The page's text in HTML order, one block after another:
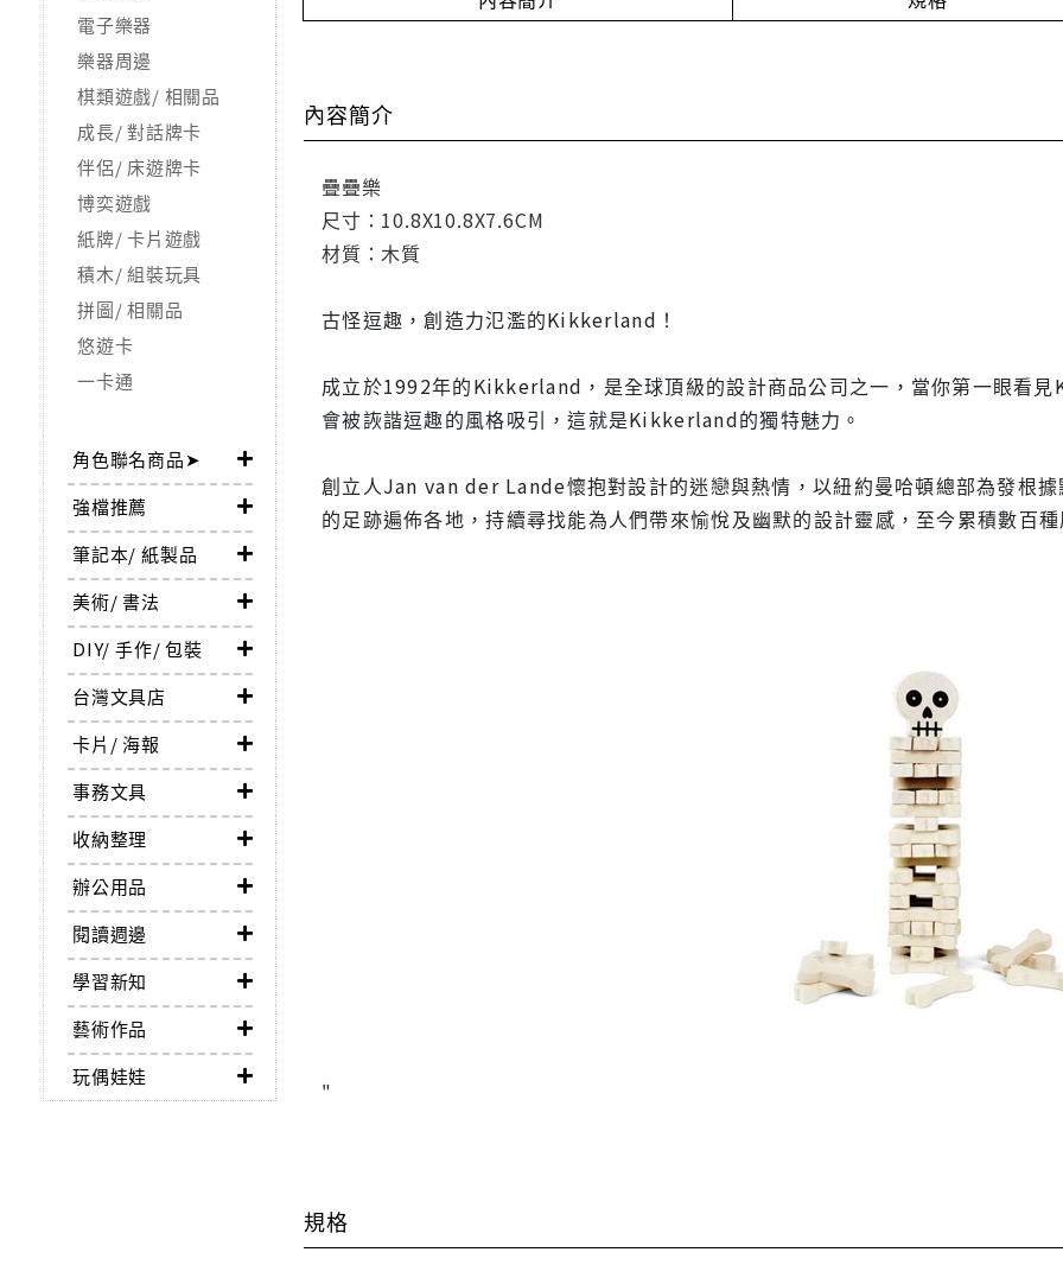
電子樂器
樂器周邊
棋類遊戲/ 相關品
成長/ 對話牌卡
伴侶/ 床遊牌卡
博奕遊戲
紙牌/ 卡片遊戲
積木/ 組裝玩具
拼圖/ 相關品
悠遊卡
一卡通
角色聯名商品➤
強檔推薦
筆記本/ 紙製品
美術/ 書法
DIY/ 手作/ 包裝
台灣文具店
卡片/ 海報
事務文具
收納整理
辦公用品
閱讀週邊
學習新知
藝術作品
玩偶娃娃
內容簡介
疊疊樂
尺寸：10.8X10.8X7.6CM
材質：木質
古怪逗趣，創造力氾濫的Kikkerland！
成立於1992年的Kikkerland，是全球頂級的設計商品公司之一，當你第一眼看
會被詼諧逗趣的風格吸引，這就是Kikkerland的獨特魅力。
創立人Jan van der Lande懷抱對設計的迷戀與熱情，以紐約曼哈頓總部為發根
的足跡遍佈各地，持續尋找能為人們帶來愉悅及幽默的設計靈感，至今累積數百
"
規格